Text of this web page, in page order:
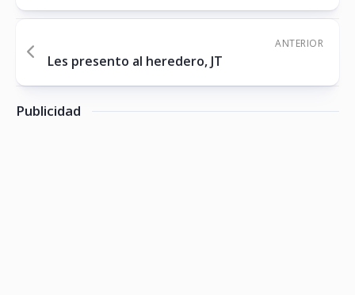
ANTERIOR
Les presento al heredero, JT
Publicidad